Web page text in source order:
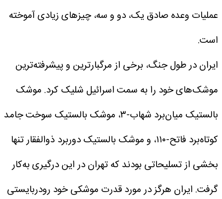
عملیات وعده صادق یک، دو و سه، چیزهای زیادی آموخته
است.
ایران در طول جنگ، برخی از مرگبارترین و پیشرفته‌ترین
موشک‌های خود را به سمت اسرائیل شلیک کرد. موشک
بالستیک میان‌برد شهاب-۳، موشک بالستیک سوخت جامد
کوتاه‌برد فاتح-۱۱۰، و موشک بالستیک دوربرد ذوالفقار تنها
بخشی از تسلیحاتی بودند که تهران در این درگیری به‌کار
گرفت. ایران هرگز در مورد قدرت موشکی خود رودربایستی